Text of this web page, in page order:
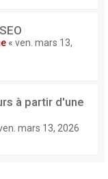
« ven. mars 13,
à partir d'une
mars 13, 2026